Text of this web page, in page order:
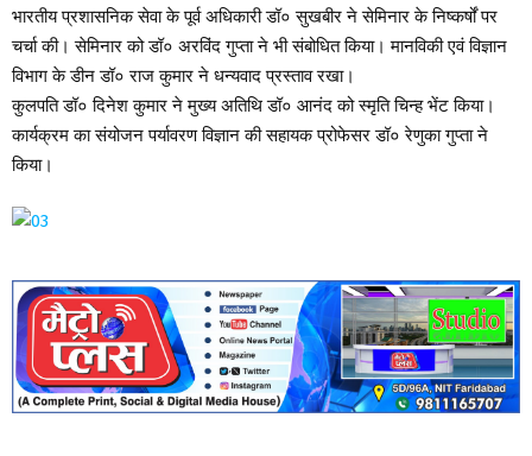
भारतीय प्रशासनिक सेवा के पूर्व अधिकारी डॉ० सुखबीर ने सेमिनार के निष्कर्षों पर
चर्चा की। सेमिनार को डॉ० अरविंद गुप्ता ने भी संबोधित किया। मानविकी एवं विज्ञान
विभाग के डीन डॉ० राज कुमार ने धन्यवाद प्रस्ताव रखा।
कुलपति डॉ० दिनेश कुमार ने मुख्य अतिथि डॉ० आनंद को स्मृति चिन्ह भेंट किया।
कार्यक्रम का संयोजन पर्यावरण विज्ञान की सहायक प्रोफेसर डॉ० रेणुका गुप्ता ने
किया।